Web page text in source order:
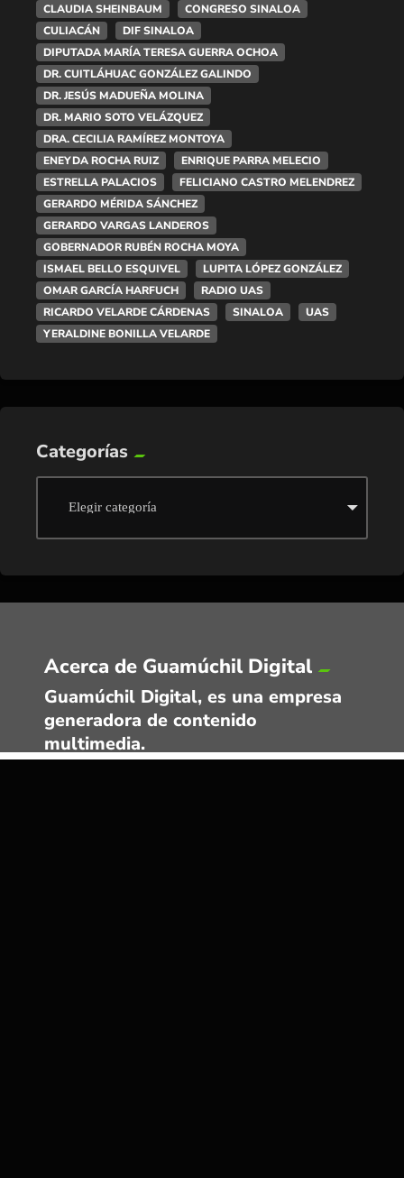
CLAUDIA SHEINBAUM
CONGRESO SINALOA
CULIACÁN
DIF SINALOA
DIPUTADA MARÍA TERESA GUERRA OCHOA
DR. CUITLÁHUAC GONZÁLEZ GALINDO
DR. JESÚS MADUEÑA MOLINA
DR. MARIO SOTO VELÁZQUEZ
DRA. CECILIA RAMÍREZ MONTOYA
ENEYDA ROCHA RUIZ
ENRIQUE PARRA MELECIO
ESTRELLA PALACIOS
FELICIANO CASTRO MELENDREZ
GERARDO MÉRIDA SÁNCHEZ
GERARDO VARGAS LANDEROS
GOBERNADOR RUBÉN ROCHA MOYA
ISMAEL BELLO ESQUIVEL
LUPITA LÓPEZ GONZÁLEZ
OMAR GARCÍA HARFUCH
RADIO UAS
RICARDO VELARDE CÁRDENAS
SINALOA
UAS
YERALDINE BONILLA VELARDE
Categorías
Acerca de Guamúchil Digital
Guamúchil Digital, es una empresa
generadora de contenido
multimedia.